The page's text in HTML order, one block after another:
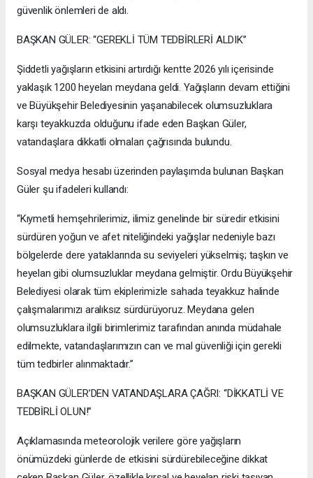
güvenlik önlemleri de aldı.
BAŞKAN GÜLER: “GEREKLİ TÜM TEDBİRLERİ ALDIK”
Şiddetli yağışların etkisini artırdığı kentte 2026 yılı içerisinde
yaklaşık 1200 heyelan meydana geldi. Yağışların devam ettiğini
ve Büyükşehir Belediyesinin yaşanabilecek olumsuzluklara
karşı teyakkuzda olduğunu ifade eden Başkan Güler,
vatandaşlara dikkatli olmaları çağrısında bulundu.
Sosyal medya hesabı üzerinden paylaşımda bulunan Başkan
Güler şu ifadeleri kullandı:
“Kıymetli hemşehrilerimiz, ilimiz genelinde bir süredir etkisini
sürdüren yoğun ve afet niteliğindeki yağışlar nedeniyle bazı
bölgelerde dere yataklarında su seviyeleri yükselmiş; taşkın ve
heyelan gibi olumsuzluklar meydana gelmiştir. Ordu Büyükşehir
Belediyesi olarak tüm ekiplerimizle sahada teyakkuz halinde
çalışmalarımızı aralıksız sürdürüyoruz. Meydana gelen
olumsuzluklara ilgili birimlerimiz tarafından anında müdahale
edilmekte, vatandaşlarımızın can ve mal güvenliği için gerekli
tüm tedbirler alınmaktadır.”
BAŞKAN GÜLER’DEN VATANDAŞLARA ÇAĞRI: “DİKKATLİ VE
TEDBİRLİ OLUN!”
Açıklamasında meteorolojik verilere göre yağışların
önümüzdeki günlerde de etkisini sürdürebileceğine dikkat